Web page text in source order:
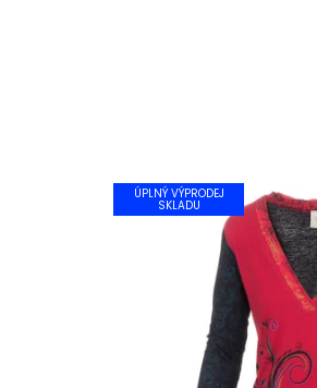
ÚPLNÝ VÝPRODEJ
SKLADU